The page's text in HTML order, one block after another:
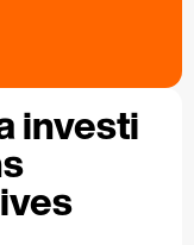
investi